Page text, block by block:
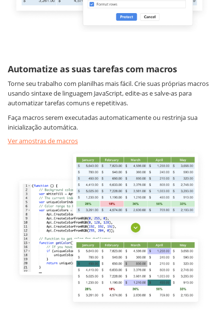
Automatize as suas tarefas com macros
Torne seu trabalho com planilhas mais fácil. Crie suas próprias macros
usando sintaxe de linguagem JavaScript, edite-as e salve-as para
automatizar tarefas comuns e repetitivas.
Faça macros serem executadas automaticamente ou restrinja sua
inicialização automática.
Ver amostras de macros